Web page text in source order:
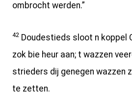
ombrocht werden.”
42 Doudestieds sloot n koppel
zok bie heur aan; t wazzen
strieders dij genegen wazzen
te zetten.